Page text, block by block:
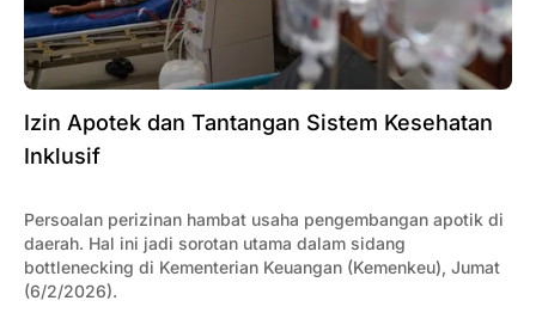
Izin Apotek dan Tantangan Sistem Kesehatan
Inklusif
Persoalan perizinan hambat usaha pengembangan apotik di
daerah. Hal ini jadi sorotan utama dalam sidang
bottlenecking di Kementerian Keuangan (Kemenkeu), Jumat
(6/2/2026).